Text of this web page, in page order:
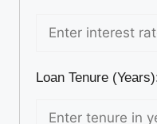
Loan Tenure